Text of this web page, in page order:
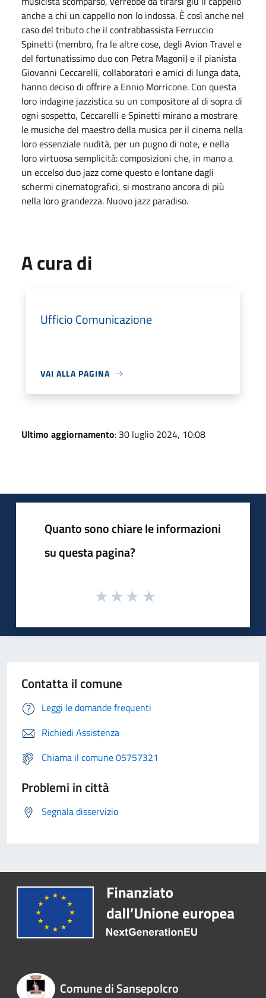
anche a chi un cappello non lo indossa. È così anche nel
caso del tributo che il contrabbassista Ferruccio
Spinetti (membro, fra le altre cose, degli Avion Travel e
del fortunatissimo duo con Petra Magoni) e il pianista
Giovanni Ceccarelli, collaboratori e amici di lunga data,
hanno deciso di offrire a Ennio Morricone. Con questa
loro indagine jazzistica su un compositore al di sopra di
ogni sospetto, Ceccarelli e Spinetti mirano a mostrare
le musiche del maestro della musica per il cinema nella
loro essenziale nudità, per un pugno di note, e nella
loro virtuosa semplicità: composizioni che, in mano a
un eccelso duo jazz come questo e lontane dagli
schermi cinematografici, si mostrano ancora di più
nella loro grandezza. Nuovo jazz paradiso.
A cura di
Ufficio Comunicazione
VAI ALLA PAGINA
Ultimo aggiornamento: 30 luglio 2024, 10:08
Quanto sono chiare le informazioni
su questa pagina?
Contatta il comune
Leggi le domande frequenti
Richiedi Assistenza
Chiama il comune 05757321
Problemi in città
Segnala disservizio
Comune di Sansepolcro